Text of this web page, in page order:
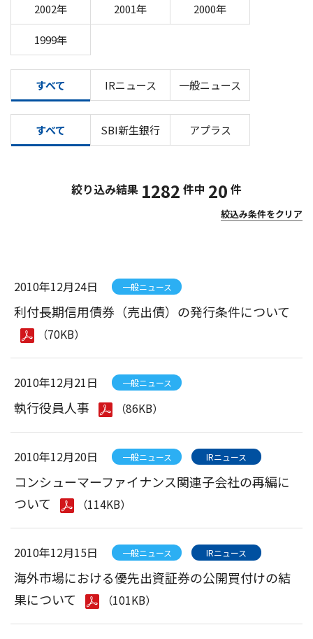
2002年 2001年 2000年
1999年
すべて IRニュース 一般ニュース
すべて SBI新生銀行 アプラス
絞込み条件をクリア
絞り込み結果 1282 件中 20 件
2010年12月24日 一般ニュース
利付長期信用債券（売出債）の発行条件について
（70KB）
2010年12月21日 一般ニュース
執行役員人事 （86KB）
2010年12月20日 一般ニュース IRニュース
コンシューマーファイナンス関連子会社の再編に
ついて
（114KB）
2010年12月15日 一般ニュース IRニュース
海外市場における優先出資証券の公開買付けの結
果について
（101KB）